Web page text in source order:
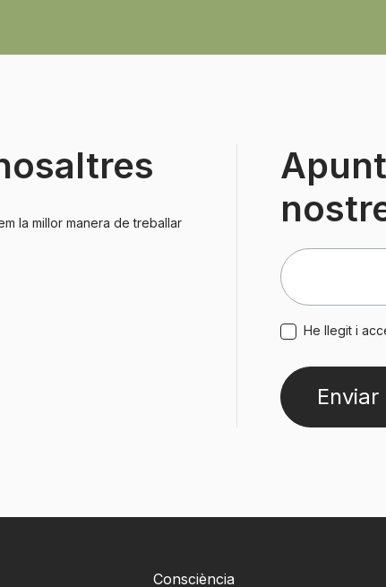
la millor manera de treballar
He llegit i
Consciència